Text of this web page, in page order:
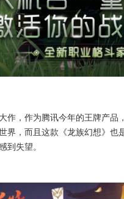
作，作为腾讯今年的王牌产品
界，而且这款《龙族幻想》也
失望。